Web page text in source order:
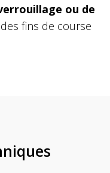
ou de
des fins de course